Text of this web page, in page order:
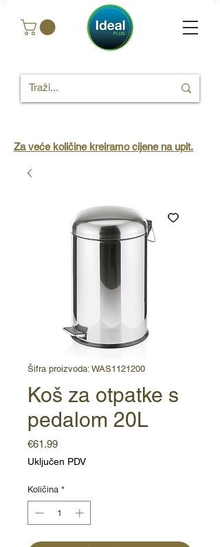
Za veće količine kreiramo cijene na upit.
Šifra proizvoda: WAS1121200
Koš za otpatke s
pedalom 20L
€61.99Cijena
Uključen PDV
Količina *